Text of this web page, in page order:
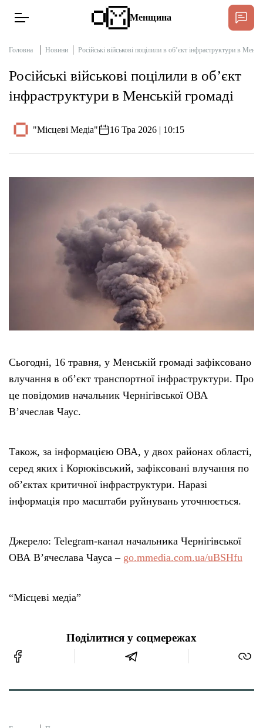
Новини
Інтерв’ю
Редакційна політика
Етичний кодекс
Підтримати
Менщина
Головна Новини Російські військові поцілили в об’єкт інфраструктури в
Російські військові поцілили в об’єкт
інфраструктури в Менській громаді
"Місцеві Медіа" 16 Тра 2026 | 10:15
Сьогодні, 16 травня, у Менській громаді зафіксовано
влучання в обʼєкт транспортної інфраструктури. Про
це повідомив начальник Чернігівської ОВА
В’ячеслав Чаус.
Також, за інформацією ОВА, у двох районах області,
серед яких і Корюківський, зафіксовані влучання по
обʼєктах критичної інфраструктури. Наразі
інформація про масштаби руйнувань уточнюється.
Джерело: Telegram-канал начальника Чернігівської
ОВА В’ячеслава Чауса – go.mmedia.com.ua/uBSHfu
“Місцеві медіа”
Поділитися у соцмережах